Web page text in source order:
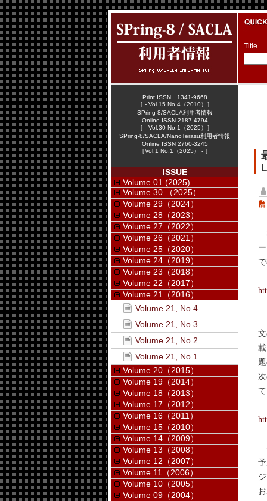
Title
Print ISSN 1341-9668
［ - Vol.15 No.4（2010）］
SPring-8/SACLA利用者情報
Online ISSN 2187-4794
［ - Vol.30 No.1（2025）］
SPring-8/SACLA/NanoTerasu利用者情報
Online ISSN 2760-3245
［Vol.1 No.1（2025） - ］
ISSUE
Volume 01 (2025)
Volume 30 （2025）
Volume 29（2024）
Volume 28（2023）
Volume 27（2022）
Volume 26（2021）
Volume 25（2020）
Volume 24（2019）
Volume 23（2018）
Volume 22（2017）
Volume 21（2016）
Volume 21, No.4
Volume 21, No.3
Volume 21, No.2
Volume 21, No.1
Volume 20（2015）
Volume 19（2014）
Volume 18（2013）
Volume 17（2012）
Volume 16（2011）
Volume 15（2010）
Volume 14（2009）
Volume 13（2008）
Volume 12（2007）
Volume 11（2006）
Volume 10（2005）
Volume 09（2004）